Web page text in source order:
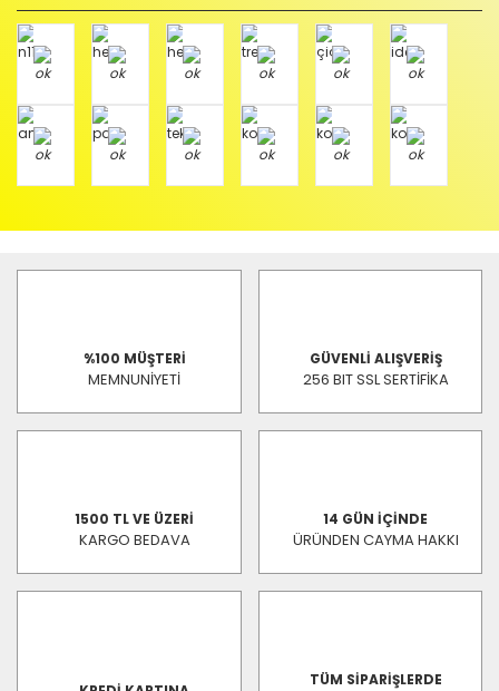
%100 MÜŞTERİ
MEMNUNİYETİ
GÜVENLİ ALIŞVERİŞ
256 BIT SSL SERTİFİKA
1500 TL VE ÜZERİ
KARGO BEDAVA
14 GÜN İÇİNDE
ÜRÜNDEN CAYMA HAKKI
TÜM SİPARİŞLERDE